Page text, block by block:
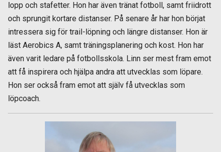
lopp och stafetter. Hon har även tränat fotboll, samt friidrott
och sprungit kortare distanser. På senare år har hon börjat
intressera sig för trail-löpning och längre distanser. Hon är
läst Aerobics A, samt träningsplanering och kost. Hon har
även varit ledare på fotbollsskola. Linn ser mest fram emot
att få inspirera och hjälpa andra att utvecklas som löpare.
Hon ser också fram emot att själv få utvecklas som
löpcoach.